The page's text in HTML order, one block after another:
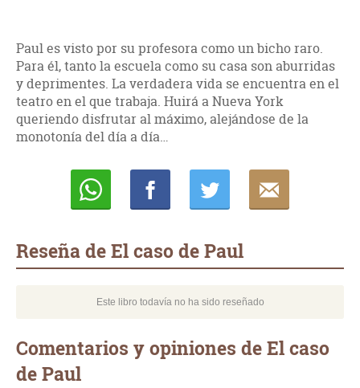
Paul es visto por su profesora como un bicho raro.
Para él, tanto la escuela como su casa son aburridas
y deprimentes. La verdadera vida se encuentra en el
teatro en el que trabaja. Huirá a Nueva York
queriendo disfrutar al máximo, alejándose de la
monotonía del día a día…
Reseña de El caso de Paul
Este libro todavía no ha sido reseñado
Comentarios y opiniones de El caso
de Paul